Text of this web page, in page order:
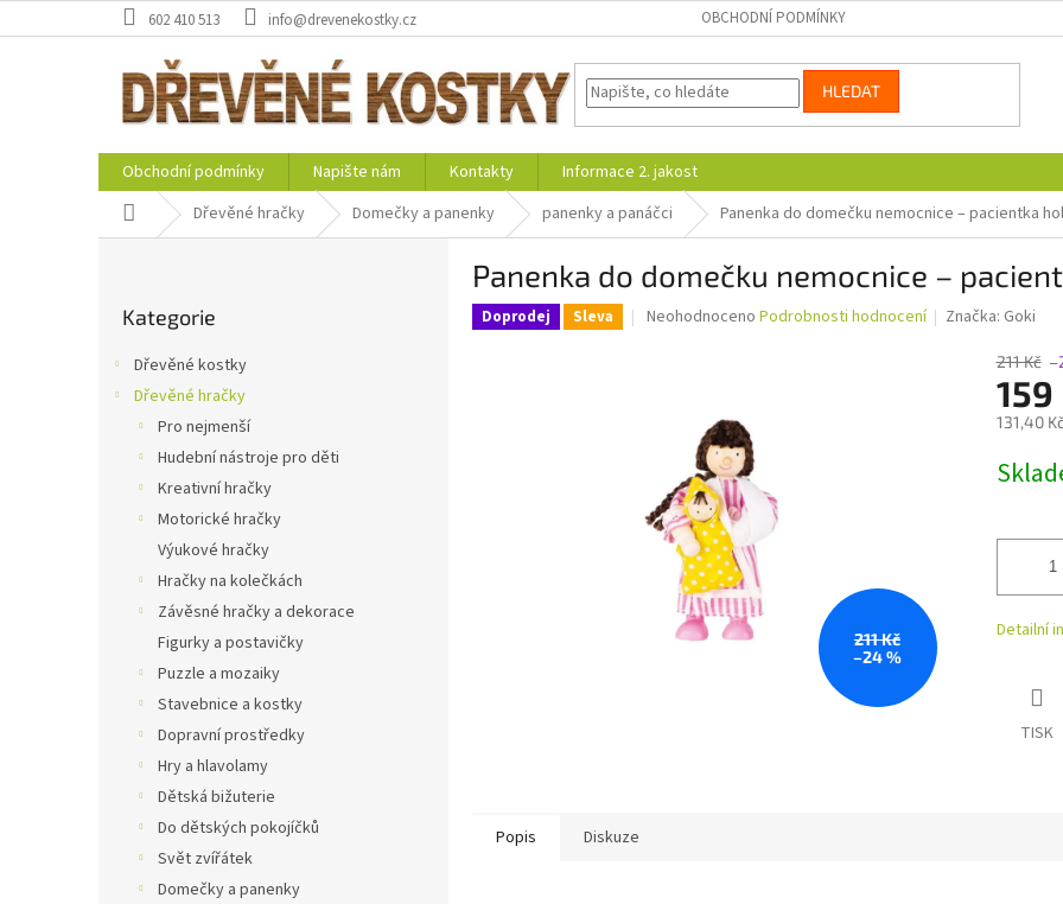
na
602 410 513 info@drevenekostky.cz OBCHODNÍ PODMÍNKY
HLEDAT
Obchodní podmínky Napište nám Kontakty
Informace 2. jakost
Domů Dřevěné hračky Domečky a panenky panenky a panáčci Panenka do domečku nemocnice – pacientka
kategorie
Kategorie
Dřevěné kostky
Dřevěné hračky
Pro nejmenší
Hudební nástroje pro děti
Kreativní hračky
Motorické hračky
Výukové hračky
Hračky na kolečkách
Závěsné hračky a dekorace
Figurky a postavičky
Puzzle a mozaiky
Stavebnice a kostky
Dopravní prostředky
Hry a hlavolamy
Dětská bižuterie
Do dětských pokojíčků
Svět zvířátek
Domečky a panenky
Panenka do domečku nemocnice –
Doprodej Sleva
Průměrné
hvězdiček.
Neohodnoceno Podrobnosti hodnocení Značka: Goki
211 Kč
–24 %
211 Kč
159
131,40
cena:
Detailní
TISK
Popis Diskuze